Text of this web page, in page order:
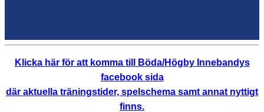
Klicka här för att komma till Böda/Högby Innebandys
facebook sida
där aktuella träningstider, spelschema samt annat nyttigt
finns.